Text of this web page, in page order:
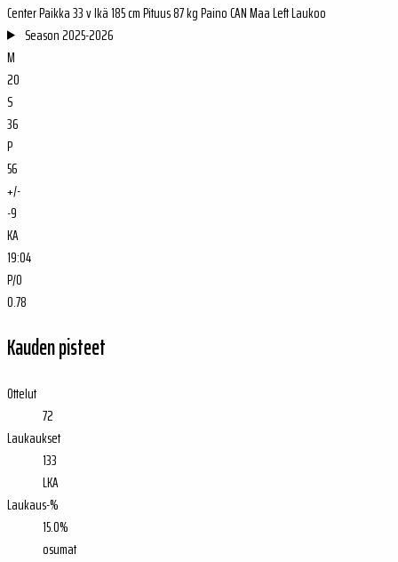
CenterPaikka33 vIkä185 cmPituus87 kgPainoCANMaaLeftLaukoo
Season2025-2026
M
20
S
36
P
56
+/-
-9
KA
19:04
P/O
0.78
Kauden pisteet
Ottelut
72
Laukaukset
133
LKA
Laukaus-%
15.0%
osumat